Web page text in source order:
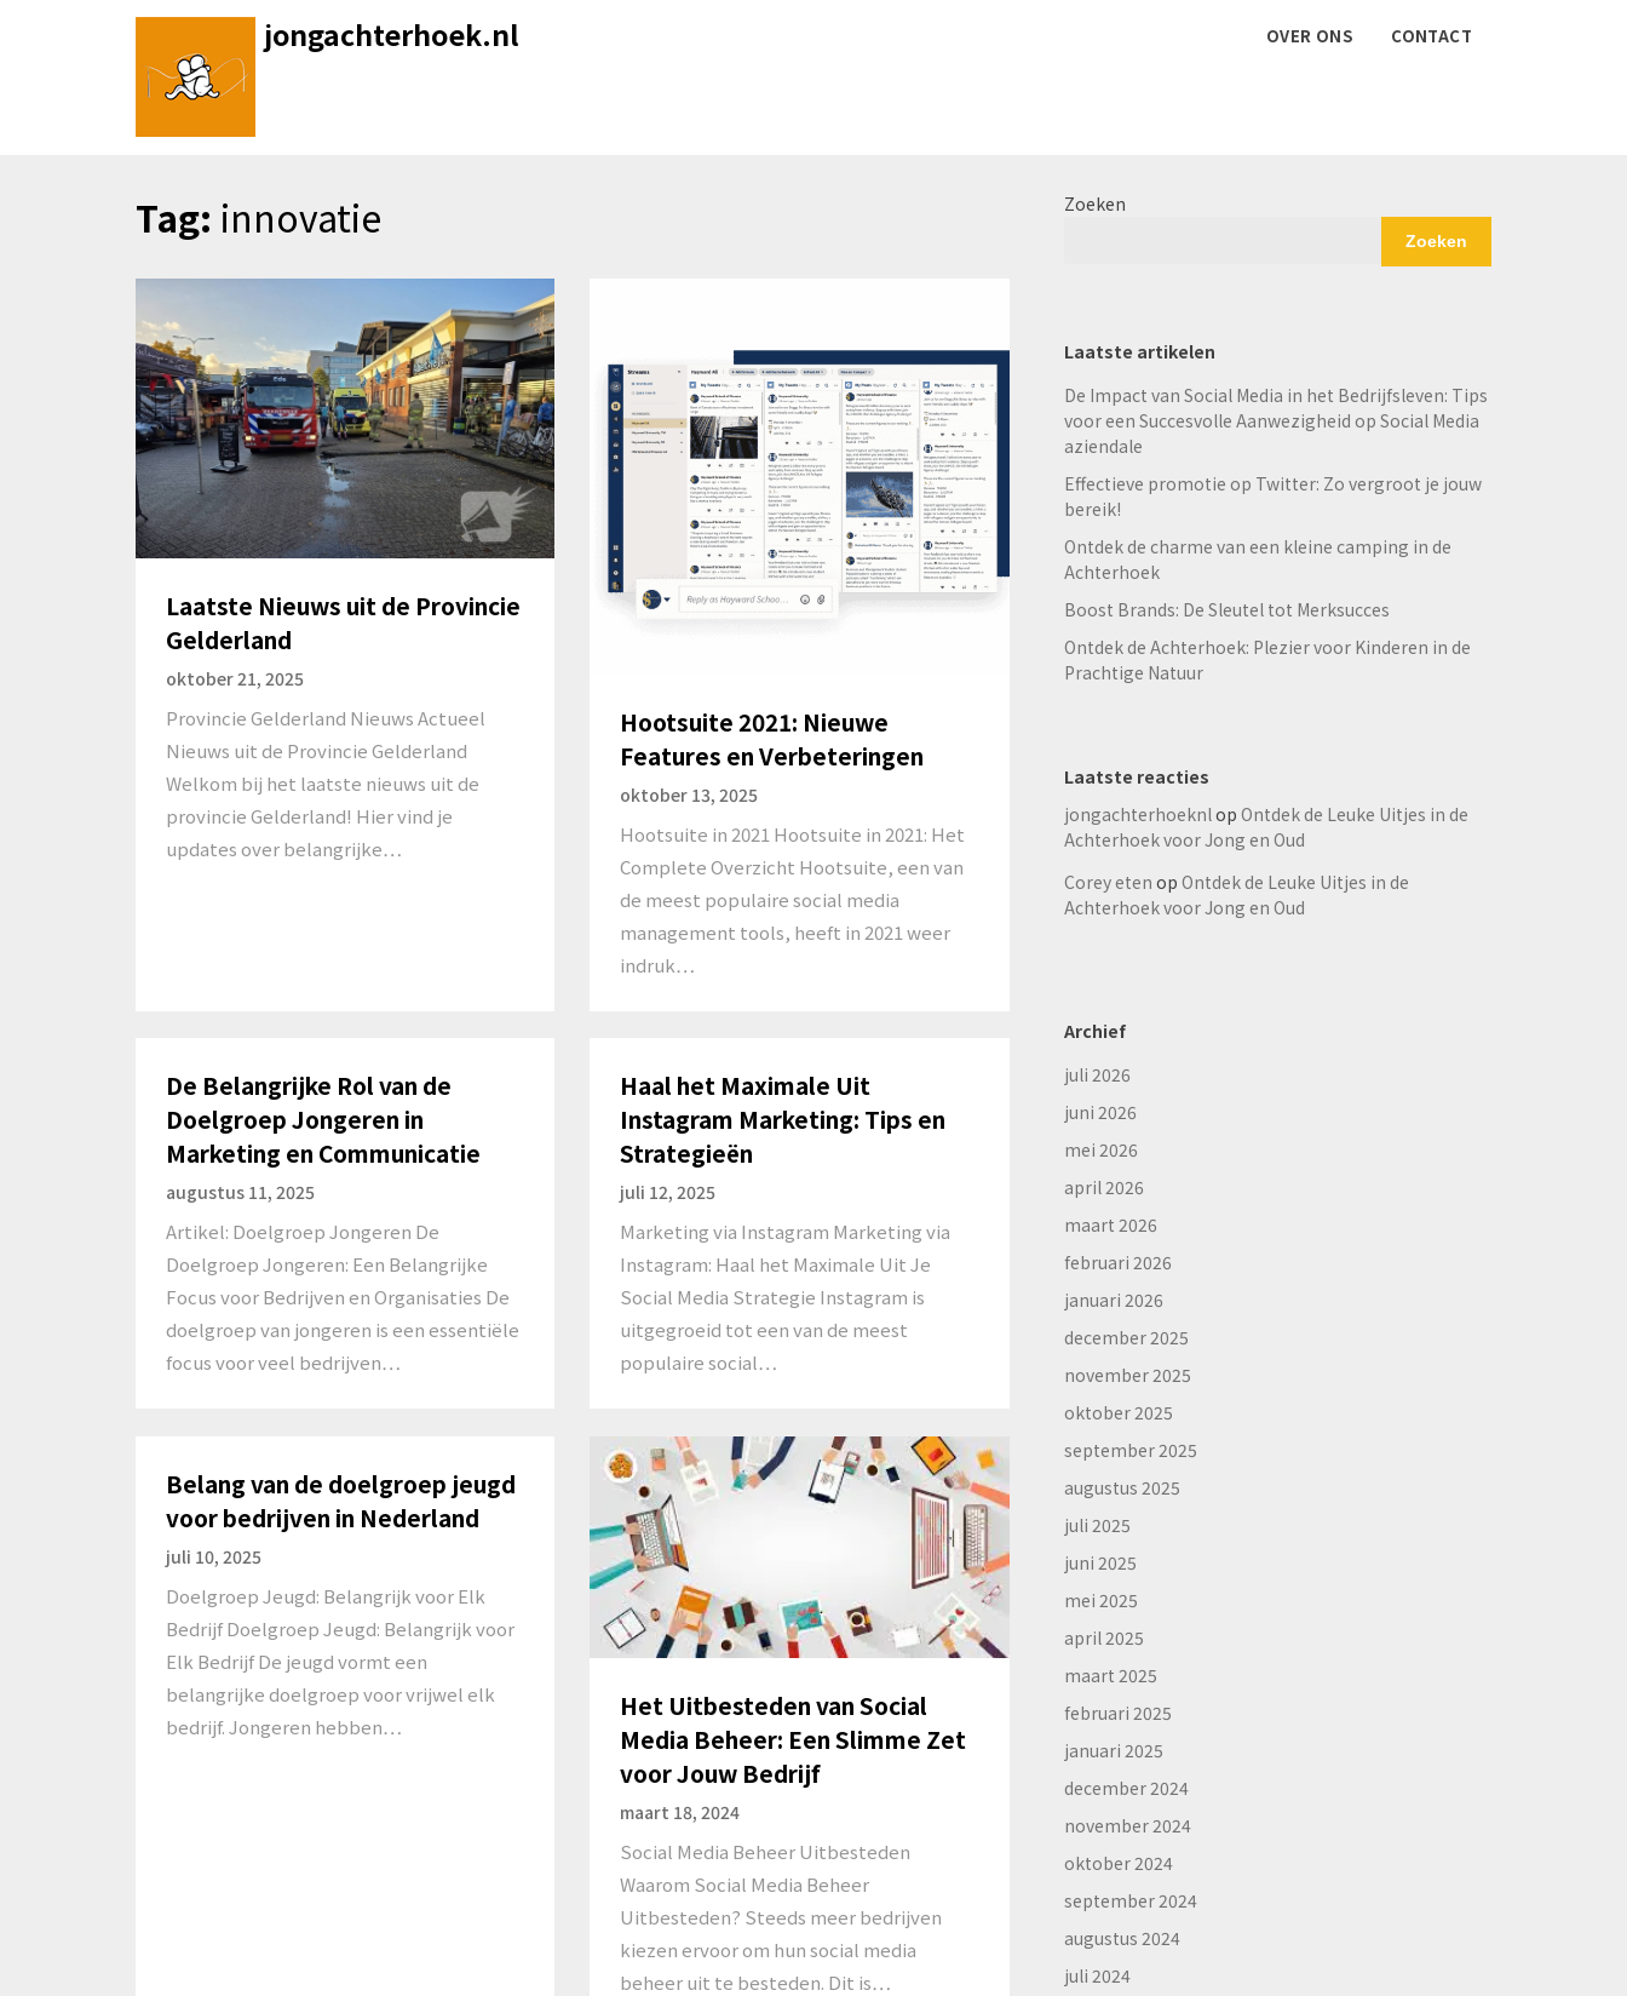
jongachterhoek.nl OVER ONS CONTACT
Tag: innovatie
Laatste Nieuws uit de Provincie
Gelderland
oktober 21, 2025
Provincie Gelderland Nieuws Actueel
Nieuws uit de Provincie Gelderland
Welkom bij het laatste nieuws uit de
provincie Gelderland! Hier vind je
updates over belangrijke…
Hootsuite 2021: Nieuwe
Features en Verbeteringen
oktober 13, 2025
Hootsuite in 2021 Hootsuite in 2021: Het
Complete Overzicht Hootsuite, een van
de meest populaire social media
management tools, heeft in 2021 weer
indruk…
De Belangrijke Rol van de
Doelgroep Jongeren in
Marketing en Communicatie
augustus 11, 2025
Artikel: Doelgroep Jongeren De
Doelgroep Jongeren: Een Belangrijke
Focus voor Bedrijven en Organisaties De
doelgroep van jongeren is een essentiële
focus voor veel bedrijven…
Haal het Maximale Uit
Instagram Marketing: Tips en
Strategieën
juli 12, 2025
Marketing via Instagram Marketing via
Instagram: Haal het Maximale Uit Je
Social Media Strategie Instagram is
uitgegroeid tot een van de meest
populaire social…
Belang van de doelgroep jeugd
voor bedrijven in Nederland
juli 10, 2025
Doelgroep Jeugd: Belangrijk voor Elk
Bedrijf Doelgroep Jeugd: Belangrijk voor
Elk Bedrijf De jeugd vormt een
belangrijke doelgroep voor vrijwel elk
bedrijf. Jongeren hebben…
Het Uitbesteden van Social
Media Beheer: Een Slimme Zet
voor Jouw Bedrijf
maart 18, 2024
Social Media Beheer Uitbesteden
Waarom Social Media Beheer
Uitbesteden? Steeds meer bedrijven
kiezen ervoor om hun social media
beheer uit te besteden. Dit is…
Zoeken
Zoeken
Laatste artikelen
De Impact van Social Media in het Bedrijfsleven: Tips
voor een Succesvolle Aanwezigheid op Social Media
aziendale
Effectieve promotie op Twitter: Zo vergroot je jouw
bereik!
Ontdek de charme van een kleine camping in de
Achterhoek
Boost Brands: De Sleutel tot Merksucces
Ontdek de Achterhoek: Plezier voor Kinderen in de
Prachtige Natuur
Laatste reacties
jongachterhoeknlop Ontdek de Leuke Uitjes in de
Achterhoek voor Jong en Oud
Corey eten op Ontdek de Leuke Uitjes in de
Achterhoek voor Jong en Oud
Archief
juli 2026
juni 2026
mei 2026
april 2026
maart 2026
februari 2026
januari 2026
december 2025
november 2025
oktober 2025
september 2025
augustus 2025
juli 2025
juni 2025
mei 2025
april 2025
maart 2025
februari 2025
januari 2025
december 2024
november 2024
oktober 2024
september 2024
augustus 2024
juli 2024